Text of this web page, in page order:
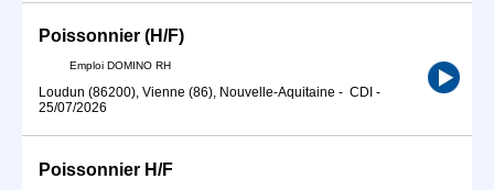
Poissonnier (H/F)
Emploi DOMINO RH
Loudun (86200), Vienne (86), Nouvelle-Aquitaine - CDI -
25/07/2026
Poissonnier H/F